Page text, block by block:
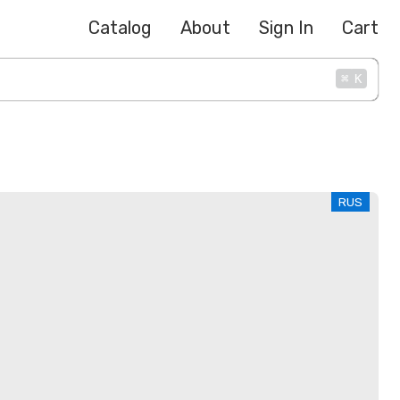
Catalog About Sign In Cart
⌘ K
RUS